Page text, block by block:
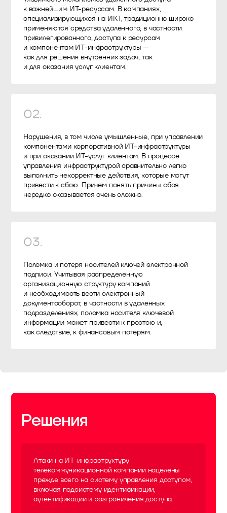
к важнейшим ИТ-ресурсам. В компаниях,
специализирующихся на ИКТ, традиционно широко
применяются средства удаленного, в частности
привилегированного, доступа к ресурсам
и компонентам ИТ-инфраструктуры —
как для решения внутренних задач, так
и для оказания услуг клиентам.
02.
Нарушения, в том числе умышленные, при управлении
компонентами корпоративной ИТ-инфраструктуры
и при оказании ИТ-услуг клиентам. В процессе
управления инфраструктурой сравнительно легко
выполнить некорректные действия, которые могут
привести к сбою. Причем понять причины сбоя
нередко оказывается очень сложно.
03.
Поломка и потеря носителей ключей электронной
подписи. Учитывая распределенную
организационную структуру компаний
и необходимость вести электронный
документооборот, в частности в удаленных
подразделениях, поломка носителя ключевой
информации может привести к простою и,
как следствие, к финансовым потерям.
Решения
Атаки на ИТ-инфраструктуру
телекоммуникационной компании нацелены
прежде всего на систему управления доступом,
включая подсистему идентификации,
аутентификации и разграничения доступа.